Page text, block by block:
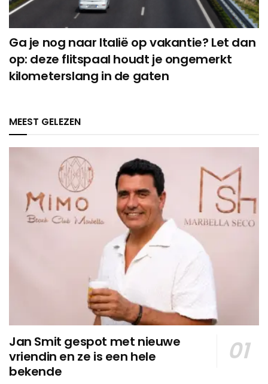
Ga je nog naar Italië op vakantie? Let dan
op: deze flitspaal houdt je ongemerkt
kilometerslang in de gaten
MEEST GELEZEN
Jan Smit gespot met nieuwe
vriendin en ze is een hele
bekende